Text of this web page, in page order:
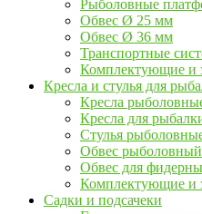
Рыболовные
Обвес Ø 25 мм
Обвес Ø 36 мм
Транспортные
Комплектующие и
Кресла и стулья для
Кресла
Кресла для
Стулья
Обвес
Обвес для
Комплектующие и
Садки и подсачеки